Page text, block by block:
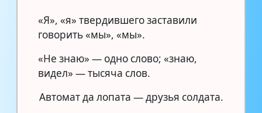
«Я», «я» твердившего заставили
говорить «мы», «мы».
«Не знаю» — одно слово; «знаю,
видел» — тысяча слов.
Автомат да лопата — друзья солдата.